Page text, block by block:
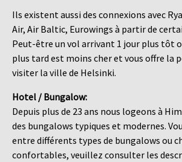
Ils existent aussi des connexions avec
Air, Air Baltic, Eurowings à partir de
Peut-être un vol arrivant 1 jour plus tôt
plus tard est moins cher et vous offre la
visiter la ville de Helsinki.
Hotel / Bungalow:
Depuis plus de 23 ans nous logeons à
des bungalows typiques et modernes.
entre différents types de bungalows ou
confortables, veuillez consulter les